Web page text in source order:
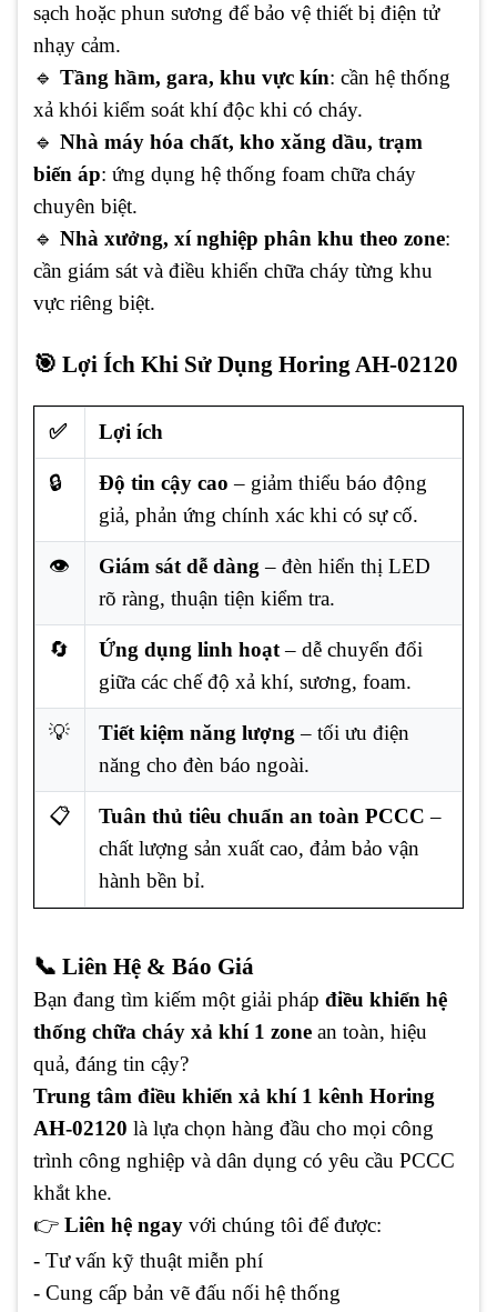
sạch hoặc phun sương để bảo vệ thiết bị điện tử
nhạy cảm.
🔹 Tầng hầm, gara, khu vực kín: cần hệ thống
xả khói kiểm soát khí độc khi có cháy.
🔹 Nhà máy hóa chất, kho xăng dầu, trạm
biến áp: ứng dụng hệ thống foam chữa cháy
chuyên biệt.
🔹 Nhà xưởng, xí nghiệp phân khu theo zone:
cần giám sát và điều khiển chữa cháy từng khu
vực riêng biệt.
🎯 Lợi Ích Khi Sử Dụng Horing AH-02120
✅ Lợi ích
🔒 Độ tin cậy cao – giảm thiểu báo động
giả, phản ứng chính xác khi có sự cố.
👁️ Giám sát dễ dàng – đèn hiển thị LED
rõ ràng, thuận tiện kiểm tra.
🔄 Ứng dụng linh hoạt– dễ chuyển đổi
giữa các chế độ xả khí, sương, foam.
💡 Tiết kiệm năng lượng – tối ưu điện
năng cho đèn báo ngoài.
📋 Tuân thủ tiêu chuẩn an toàn PCCC –
chất lượng sản xuất cao, đảm bảo vận
hành bền bỉ.
📞 Liên Hệ & Báo Giá
Bạn đang tìm kiếm một giải pháp điều khiển hệ
thống chữa cháy xả khí 1 zone an toàn, hiệu
quả, đáng tin cậy?
Trung tâm điều khiển xả khí 1 kênh Horing
AH-02120 là lựa chọn hàng đầu cho mọi công
trình công nghiệp và dân dụng có yêu cầu PCCC
khắt khe.
👉 Liên hệ ngay với chúng tôi để được:
- Tư vấn kỹ thuật miễn phí
- Cung cấp bản vẽ đấu nối hệ thống